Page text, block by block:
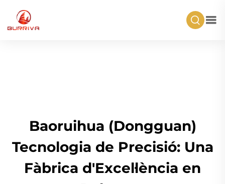
Baoruihua (Dongguan)
Tecnologia de Precisió: Una
Fàbrica d'Excel·lència en